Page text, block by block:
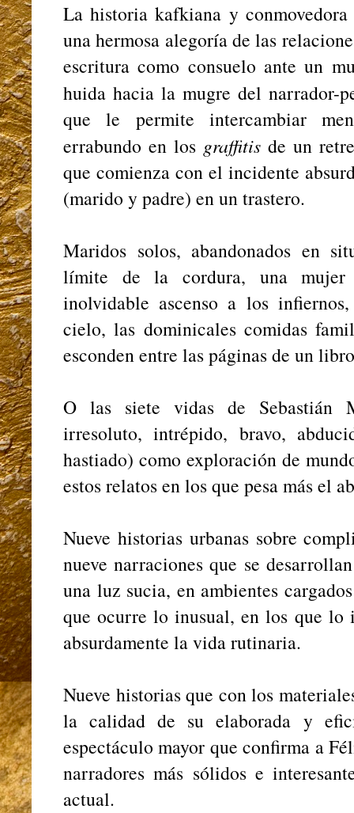
La historia kafkiana y
una hermosa alegoría de las
escritura como consuelo ante un
huida hacia la mugre del narrador-
que le permite intercambiar
errabundo en los graffitis de un
que comienza con el incidente
(marido y padre) en un trastero.
Maridos solos, abandonados en
límite de la cordura, una mujer
inolvidable ascenso a los
cielo, las dominicales comidas
esconden entre las páginas de un
O las siete vidas de Sebastián
irresoluto, intrépido, bravo,
hastiado) como exploración de
estos relatos en los que pesa más el
Nueve historias urbanas sobre
nueve narraciones que se
una luz sucia, en ambientes
que ocurre lo inusual, en los que lo
absurdamente la vida rutinaria.
Nueve historias que con los
la calidad de su elaborada y
espectáculo mayor que confirma a
narradores más sólidos e
actual.